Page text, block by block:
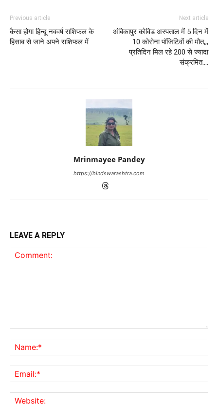
Previous article
कैसा होगा हिन्दू नववर्ष राशिफल के
हिसाब से जाने अपने राशिफल में
Next article
अंबिकापुर कोविड अस्पताल में 5 दिन में
10 कोरोना पॉजिटिवों की मौत,,,
प्रतिदिन मिल रहे 200 से ज्यादा
संक्रमित….
Mrinmayee Pandey
https://hindswarashtra.com
LEAVE A REPLY